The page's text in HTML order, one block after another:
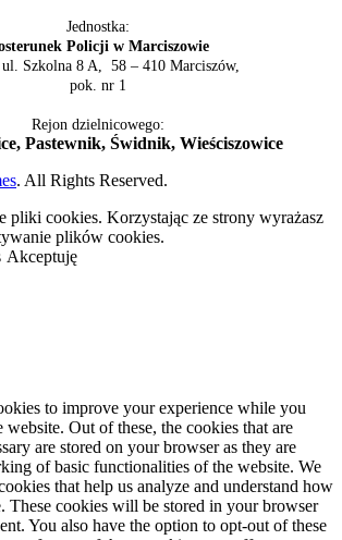
Jednostka:
Policji w Marciszowie
ul. Szkolna 8 A, 58 – 410 Marciszów,
pok. nr 1
Rejon dzielnicowego:
Pastewnik, Świdnik, Wieściszowice
. All Rights Reserved.
pliki cookies. Korzystając ze strony wyrażasz
plików cookies.
Akceptuję
to improve your experience while you
website. Out of these, the cookies that are
are stored on your browser as they are
of basic functionalities of the website. We
that help us analyze and understand how
These cookies will be stored in your browser
You also have the option to opt-out of these